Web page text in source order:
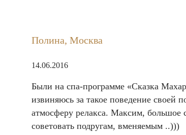
Полина, Москва
14.06.2016
Были на спа-программе «Сказка
извиняюсь за такое поведение своей
атмосферу релакса. Максим, большое
советовать подругам, вменяемым ..)))